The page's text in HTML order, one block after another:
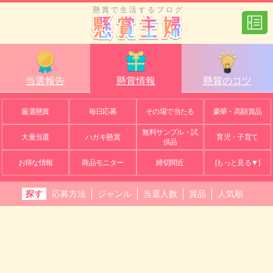
懸賞で生活するブログ
当選報告 懸賞情報 懸賞のコツ
厳選懸賞 毎日応募 その場で当たる 豪華・高額賞品
大量当選 ハガキ懸賞
無料サンプル・試
供品
育児・子育て
お得な情報 商品モニター 締切間近 [もっと見る▼]
探す 応募方法 ジャンル 当選人数 賞品 人気順